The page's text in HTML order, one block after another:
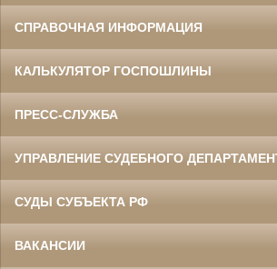
СПРАВОЧНАЯ ИНФОРМАЦИЯ
КАЛЬКУЛЯТОР ГОСПОШЛИНЫ
ПРЕСС-СЛУЖБА
УПРАВЛЕНИЕ СУДЕБНОГО
СУДЫ СУБЪЕКТА РФ
ВАКАНСИИ